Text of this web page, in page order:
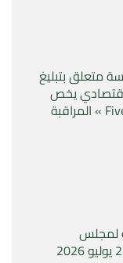
متعلق بتبليغ
يخص
تولي شركة « Fives SAS » المراقبة
لمجلس